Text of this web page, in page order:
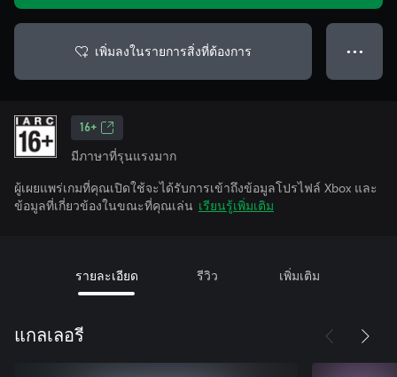
เพิ่มลงในรายการสิ่งที่ต้องการ ● ● ●
16+
มีภาษาที่รุนแรงมาก
ผู้เผยแพร่เกมที่คุณเปิดใช้จะได้รับการเข้าถึงข้อมูลโปรไฟล์ Xbox และ
ข้อมูลที่เกี่ยวข้องในขณะที่คุณเล่น เรียนรู้เพิ่มเติม
รายละเอียด รีวิว เพิ่มเติม
แกลเลอรี